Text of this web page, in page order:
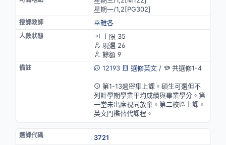
星期一/1,2[PG302]
幸雅各
上限 35
現選 26
餘額 9
12193
選修英文/ 共選修1-4
第1-13週密集上課。碩生可選但不
列計學期學業平均成績與畢業學分。第
一堂未出席視同放棄。第二校區上課。
英文門檻替代課程。
3721